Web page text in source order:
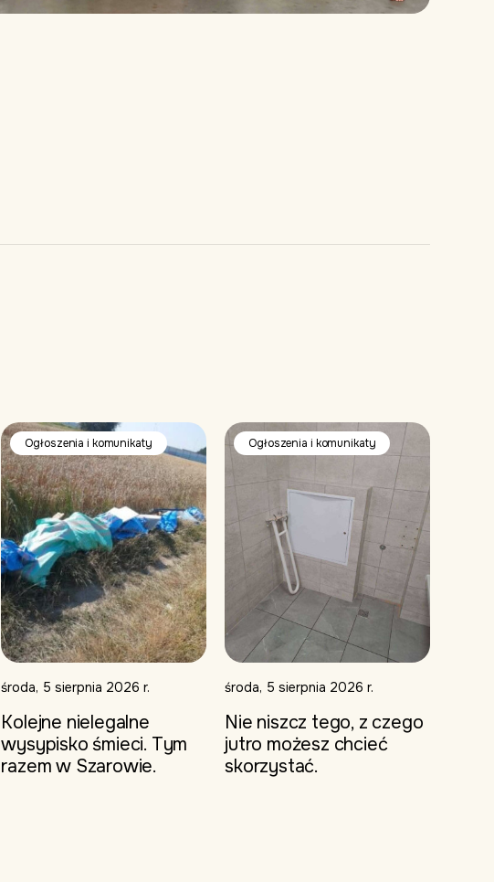
Ogłoszenia i komunikaty
środa, 5 sierpnia 2026 r.
Kolejne nielegalne
wysypisko śmieci. Tym
razem w Szarowie.
Ogłoszenia i komunikaty
środa, 5 sierpnia 2026 r.
Nie niszcz tego, z czego
jutro możesz chcieć
skorzystać.